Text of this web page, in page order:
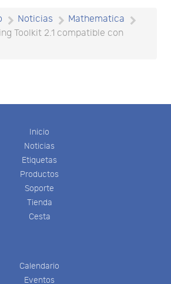
Noticias
Mathematica
Toolkit 2.1 compatible con
Inicio
Noticias
Etiquetas
Productos
Soporte
Tienda
Cesta
Calendario
Eventos